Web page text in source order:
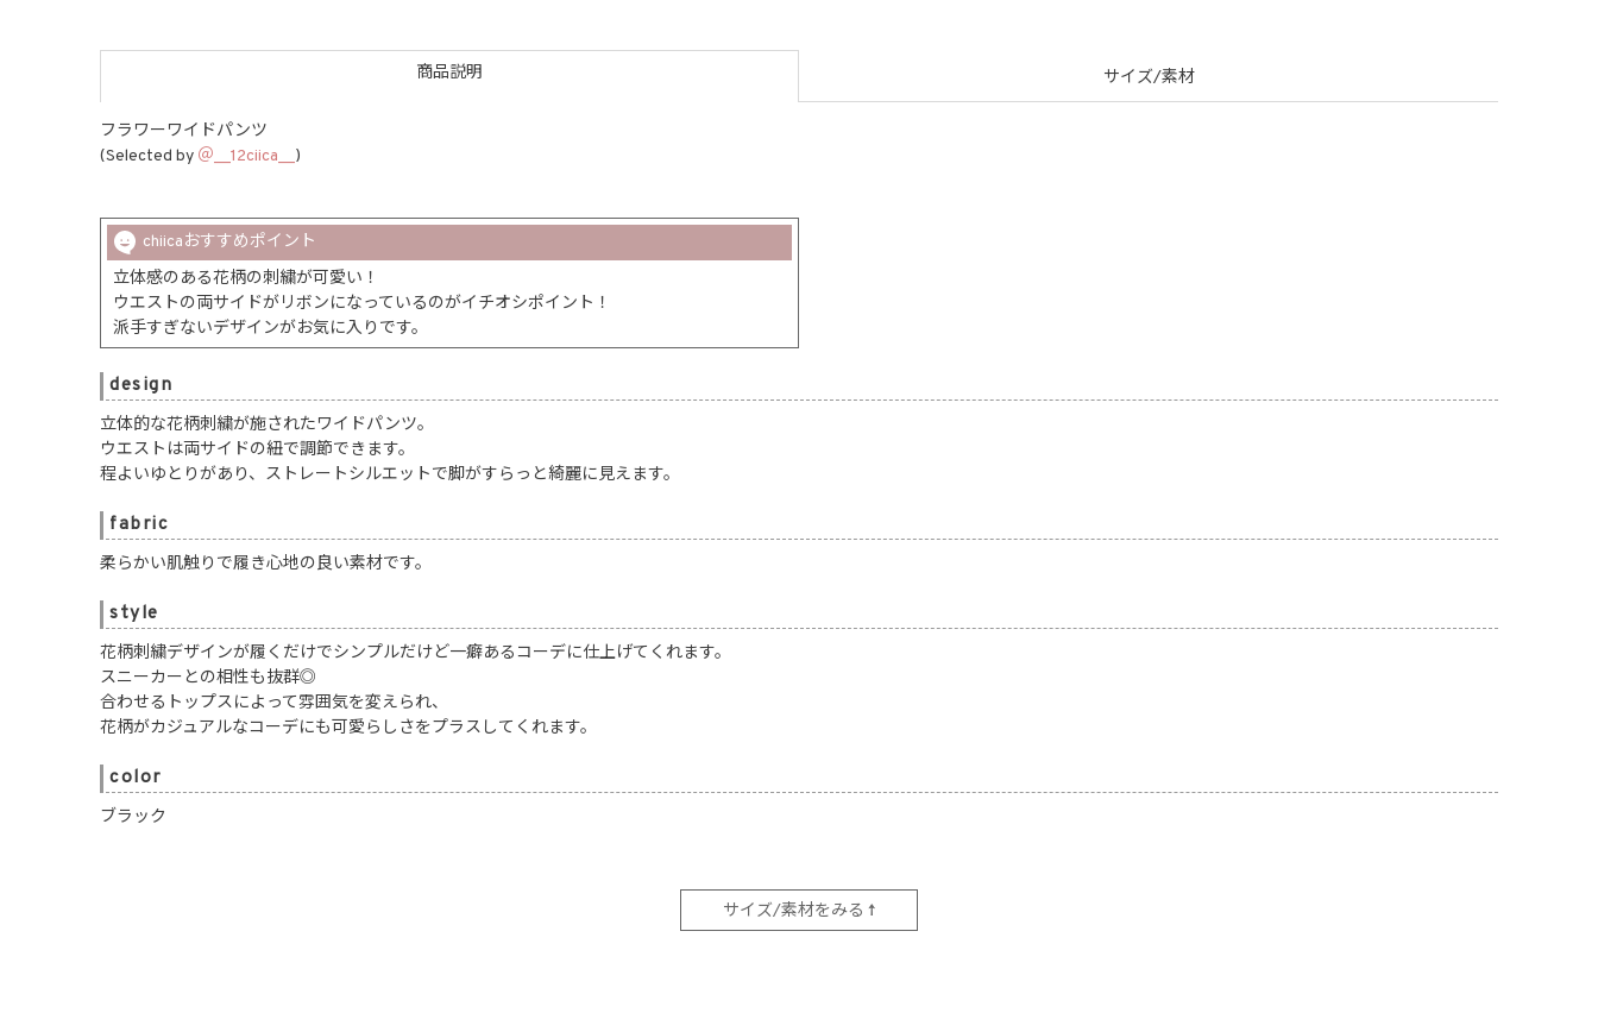
商品説明 サイズ/素材
フラワーワイドパンツ
(Selected by ＠__12ciica__ )
chiicaおすすめポイント
立体感のある花柄の刺繍が可愛い！
ウエストの両サイドがリボンになっているのがイチオシポイント！
派手すぎないデザインがお気に入りです。
design
立体的な花柄刺繍が施されたワイドパンツ。
ウエストは両サイドの紐で調節できます。
程よいゆとりがあり、ストレートシルエットで脚がすらっと綺麗に見えます。
fabric
柔らかい肌触りで履き心地の良い素材です。
style
花柄刺繍デザインが履くだけでシンプルだけど一癖あるコーデに仕上げてくれます。
スニーカーとの相性も抜群◎
合わせるトップスによって雰囲気を変えられ、
花柄がカジュアルなコーデにも可愛らしさをプラスしてくれます。
color
ブラック
サイズ/素材をみる ↑